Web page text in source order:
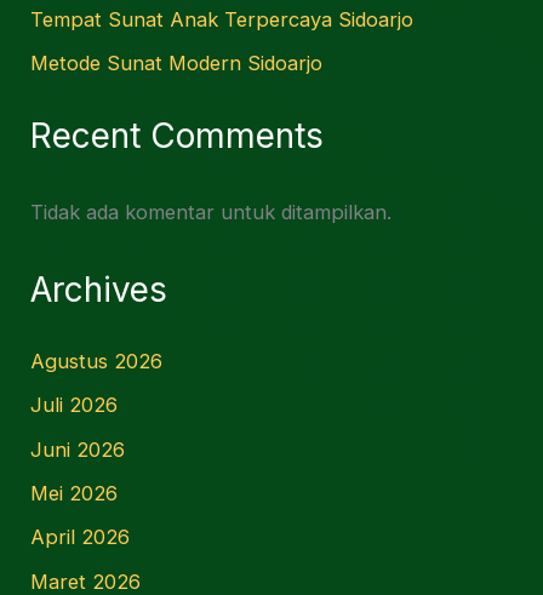
Tempat Sunat Anak Terpercaya Sidoarjo
Metode Sunat Modern Sidoarjo
Recent Comments
Tidak ada komentar untuk ditampilkan.
Archives
Agustus 2026
Juli 2026
Juni 2026
Mei 2026
April 2026
Maret 2026